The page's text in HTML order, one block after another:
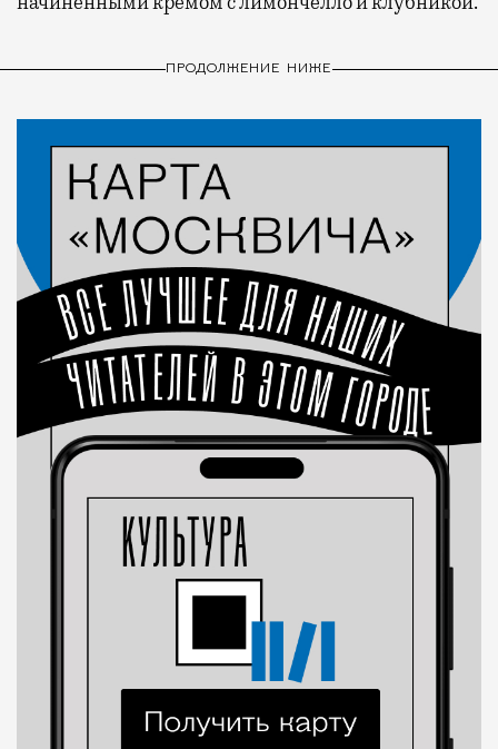
ПРОДОЛЖЕНИЕ НИЖЕ